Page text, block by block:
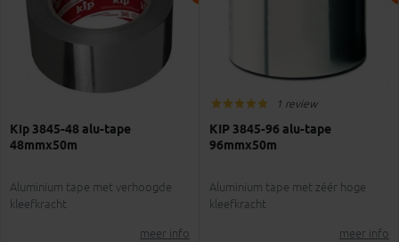
Kip 3845-48 alu-tape
48mmx50m
Aluminium tape met verhoogde
kleefkracht
meer info
1 review
KIP 3845-96 alu-tape
96mmx50m
Aluminium tape met zéér hoge
kleefkracht
meer info